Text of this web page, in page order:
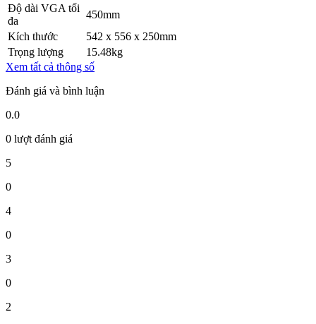
Độ dài VGA tối
đa
450mm
Kích thước
542 x 556 x 250mm
Trọng lượng
15.48kg
Xem tất cả thông số
Đánh giá và bình luận
0.0
0 lượt đánh giá
5
0
4
0
3
0
2